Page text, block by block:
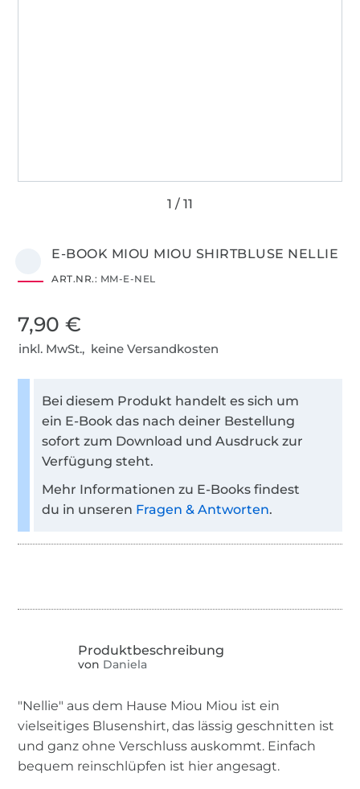
E-BOOK MIOU MIOU SHIRTBLUSE NELLIE
ART.NR.: MM-E-NEL
7,90 €
inkl. MwSt., keine Versandkosten
Bei diesem Produkt handelt es sich um
ein E-Book das nach deiner Bestellung
sofort zum Download und Ausdruck zur
Verfügung steht.
Mehr Informationen zu E-Books findest
du in unseren Fragen & Antworten.
von Daniela
"Nellie" aus dem Hause Miou Miou ist ein
vielseitiges Blusenshirt, das lässig geschnitten ist
und ganz ohne Verschluss auskommt. Einfach
bequem reinschlüpfen ist hier angesagt.